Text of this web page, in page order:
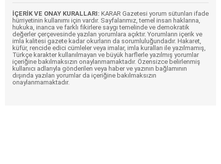
İÇERİK VE ONAY KURALLARI: KARAR Gazetesi yorum sütunları ifade
hürriyetinin kullanımı için vardır. Sayfalarımız, temel insan haklarına,
hukuka, inanca ve farklı fikirlere saygı temelinde ve demokratik
değerler çerçevesinde yazılan yorumlara açıktır. Yorumların içerik ve
imla kalitesi gazete kadar okurların da sorumluluğundadır. Hakaret,
küfür, rencide edici cümleler veya imalar, imla kuralları ile yazılmamış,
Türkçe karakter kullanılmayan ve büyük harflerle yazılmış yorumlar
içeriğine bakılmaksızın onaylanmamaktadır. Özensizce belirlenmiş
kullanıcı adlarıyla gönderilen veya haber ve yazının bağlamının
dışında yazılan yorumlar da içeriğine bakılmaksızın
onaylanmamaktadır.